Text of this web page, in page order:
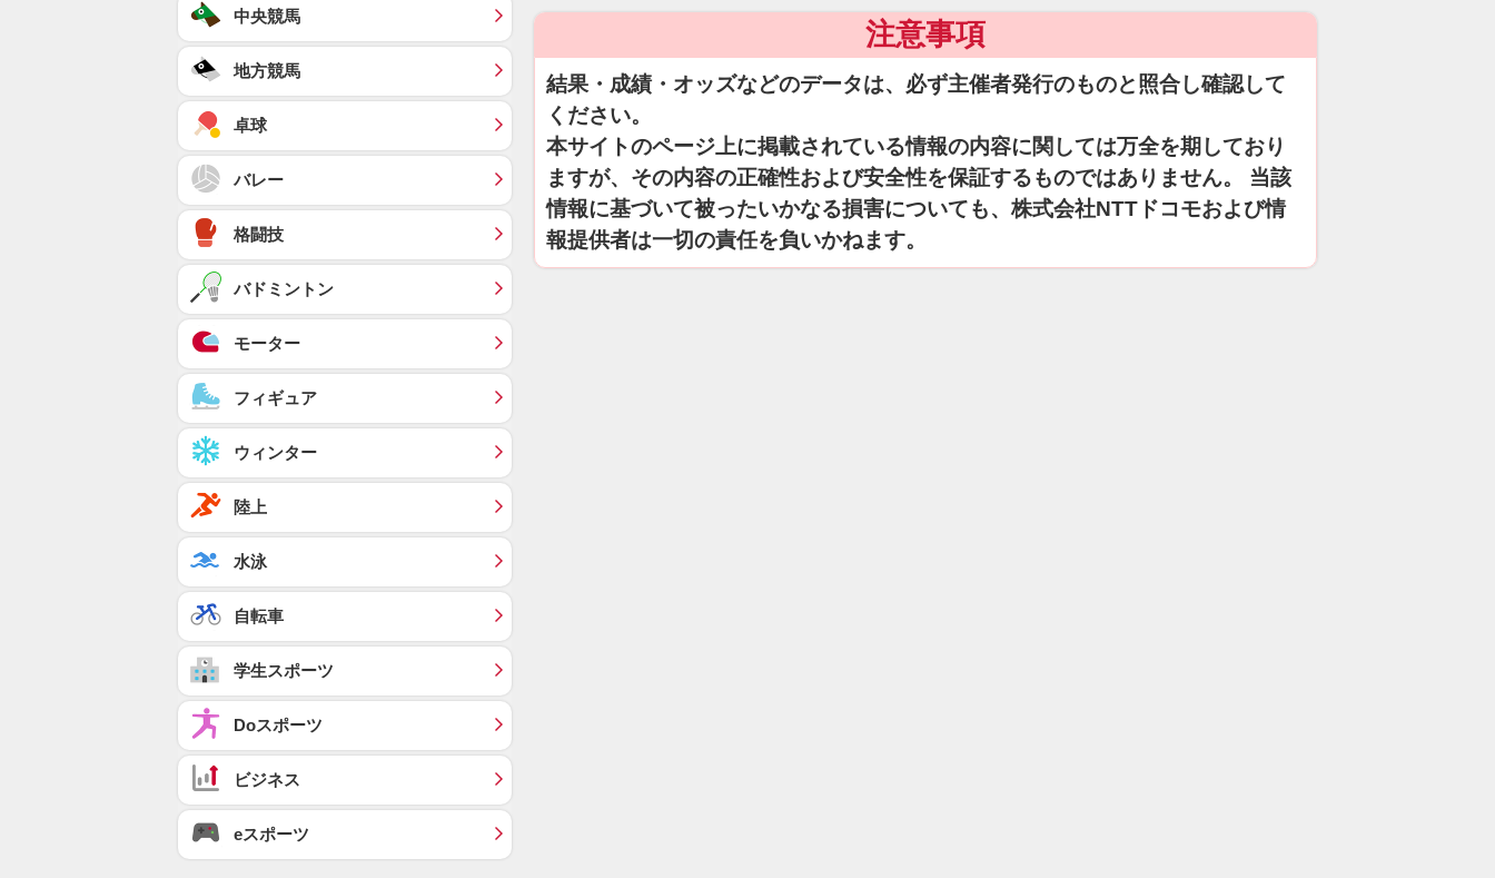
注意事項
結果・成績・オッズなどのデータは、必ず主催者発行のものと照合し確認して
ください。
本サイトのページ上に掲載されている情報の内容に関しては万全を期しており
ますが、その内容の正確性および安全性を保証するものではありません。 当該
情報に基づいて被ったいかなる損害についても、株式会社NTTドコモおよび情
報提供者は一切の責任を負いかねます。
中央競馬
地方競馬
卓球
バレー
格闘技
バドミントン
モーター
フィギュア
ウィンター
陸上
水泳
自転車
学生スポーツ
Doスポーツ
ビジネス
eスポーツ